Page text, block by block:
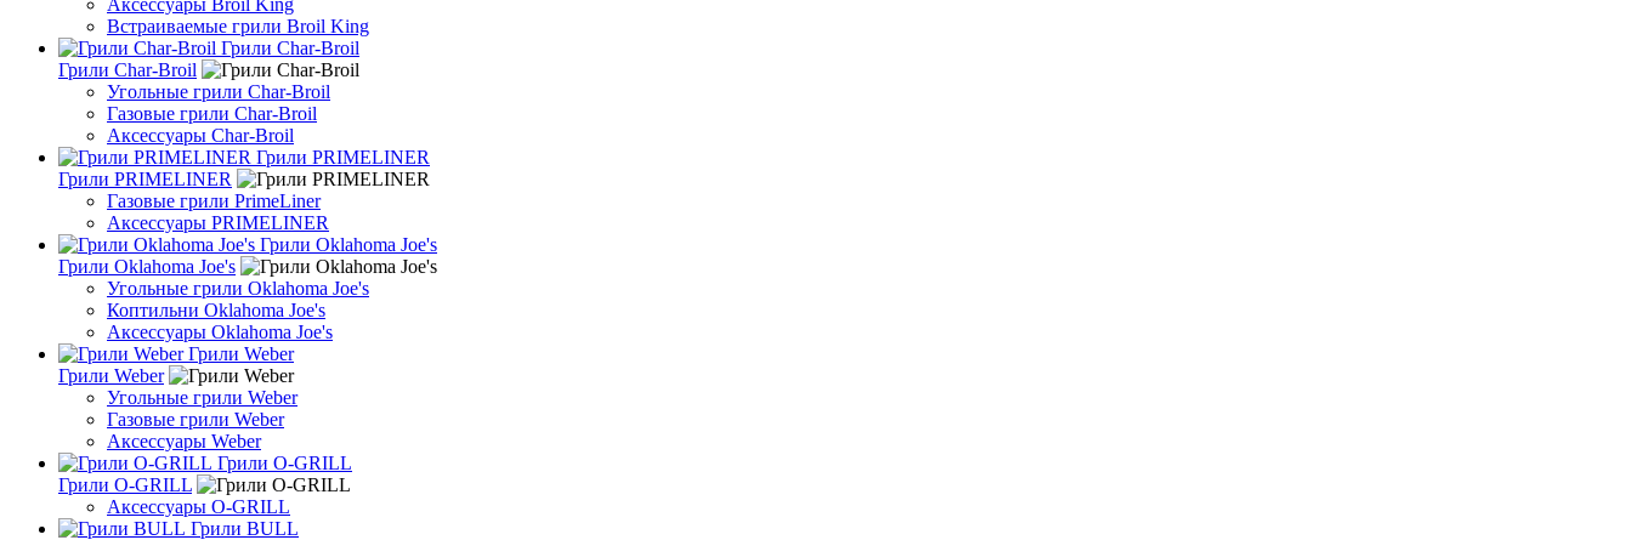
Аксессуары Broil King
Встраиваемые грили Broil King
Грили Char-Broil
Грили Char-Broil
Угольные грили Char-Broil
Газовые грили Char-Broil
Аксессуары Char-Broil
Грили PRIMELINER
Грили PRIMELINER
Газовые грили PrimeLiner
Аксессуары PRIMELINER
Грили Oklahoma Joe's
Грили Oklahoma Joe's
Угольные грили Oklahoma Joe's
Коптильни Oklahoma Joe's
Аксессуары Oklahoma Joe's
Грили Weber
Грили Weber
Угольные грили Weber
Газовые грили Weber
Аксессуары Weber
Грили O-GRILL
Грили O-GRILL
Аксессуары O-GRILL
Грили BULL